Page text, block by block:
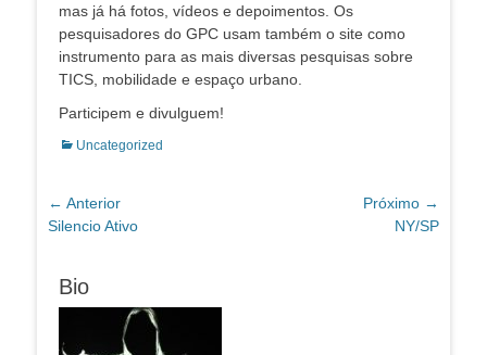
mas já há fotos, vídeos e depoimentos. Os
pesquisadores do GPC usam também o site como
instrumento para as mais diversas pesquisas sobre
TICS, mobilidade e espaço urbano.
Participem e divulguem!
Categorias:
Uncategorized
Navegação
de
← Anterior
Post
Silencio Ativo
Próximo →
NY/SP
Bio